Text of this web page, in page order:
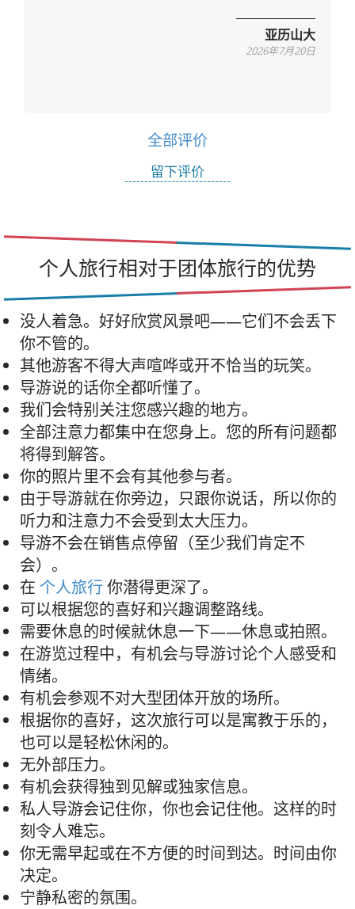
亚历山大
2026年7月20日
全部评价
留下评价
个人旅行相对于团体旅行的优势
没人着急。好好欣赏风景吧——它们不会丢下
你不管的。
其他游客不得大声喧哗或开不恰当的玩笑。
导游说的话你全都听懂了。
我们会特别关注您感兴趣的地方。
全部注意力都集中在您身上。您的所有问题都
将得到解答。
你的照片里不会有其他参与者。
由于导游就在你旁边，只跟你说话，所以你的
听力和注意力不会受到太大压力。
导游不会在销售点停留（至少我们肯定不
会）。
在 个人旅行 你潜得更深了。
可以根据您的喜好和兴趣调整路线。
需要休息的时候就休息一下——休息或拍照。
在游览过程中，有机会与导游讨论个人感受和
情绪。
有机会参观不对大型团体开放的场所。
根据你的喜好，这次旅行可以是寓教于乐的，
也可以是轻松休闲的。
无外部压力。
有机会获得独到见解或独家信息。
私人导游会记住你，你也会记住他。这样的时
刻令人难忘。
你无需早起或在不方便的时间到达。时间由你
决定。
宁静私密的氛围。